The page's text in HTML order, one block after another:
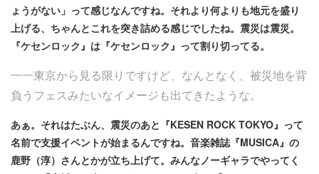
ょうがない」って感じなんですね。それより何よりも地元を盛り
上げる、ちゃんとこれを突き詰める感じでしたね。震災は震災。
『ケセンロック』は『ケセンロック』って割り切ってる。
一一東京から見る限りですけど、なんとなく、被災地を背
負うフェスみたいなイメージも出てきたような。
あぁ。それはたぶん、震災のあと『KESEN ROCK TOKYO』って
名前で支援イベントが始まるんですね。音楽雑誌『MUSICA』の
鹿野（淳）さんとかが立ち上げて。みんなノーギャラでやってく